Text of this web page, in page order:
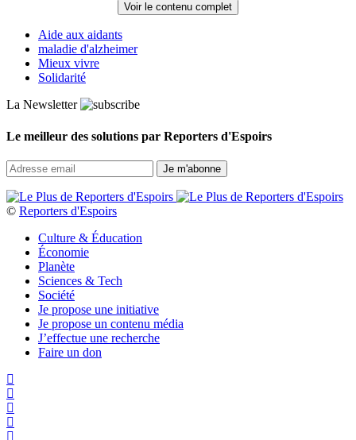
Voir le contenu complet
Aide aux aidants
maladie d'alzheimer
Mieux vivre
Solidarité
La Newsletter
Le meilleur des solutions par Reporters d'Espoirs
© Reporters d'Espoirs
Culture & Éducation
Économie
Planète
Sciences & Tech
Société
Je propose une initiative
Je propose un contenu média
J’effectue une recherche
Faire un don